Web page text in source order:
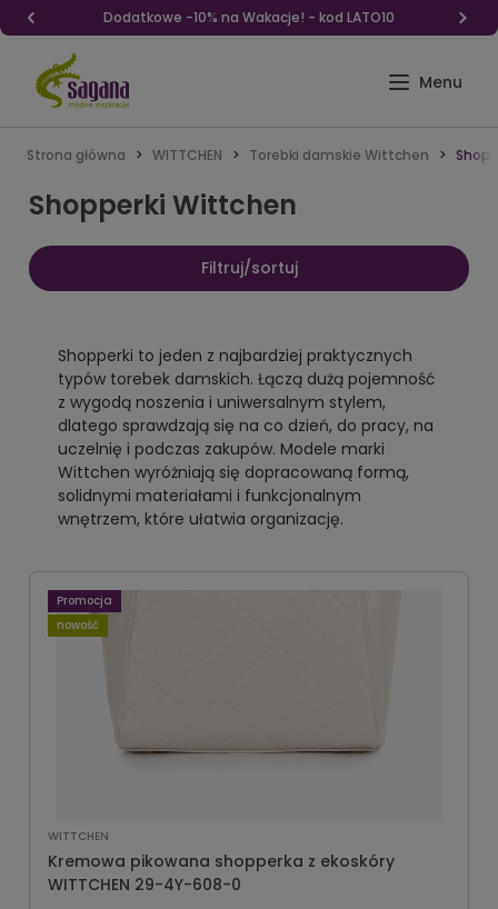
Dodatkowe -10% na Wakacje! - kod LATO10
Strona główna WITTCHEN Torebki damskie Wittchen
Shopperki Wittchen
Filtruj/sortuj
Shopperki to jeden z najbardziej praktycznych
typów torebek damskich. Łączą dużą pojemność
z wygodą noszenia i uniwersalnym stylem,
dlatego sprawdzają się na co dzień, do pracy, na
uczelnię i podczas zakupów. Modele marki
Wittchen wyróżniają się dopracowaną formą,
solidnymi materiałami i funkcjonalnym
wnętrzem, które ułatwia organizację.
WITTCHEN
Kremowa pikowana shopperka z ekoskóry
WITTCHEN 29-4Y-608-0
Promocja
nowość